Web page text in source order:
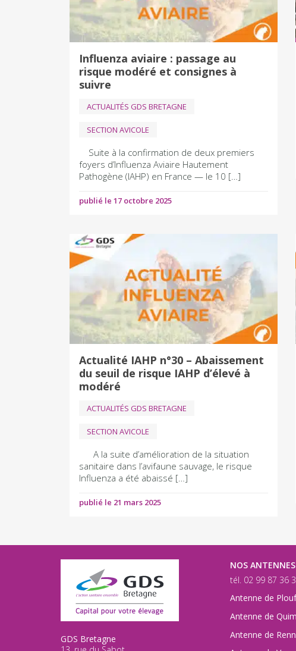
Influenza aviaire : passage au
risque modéré et consignes à
suivre
ACTUALITÉS GDS BRETAGNE
SECTION AVICOLE
Suite à la confirmation de deux premiers
foyers d’Influenza Aviaire Hautement
Pathogène (IAHP) en France — le 10 […]
publié le 17 octobre 2025
Actualité IAHP n°30 – Abaissement
du seuil de risque IAHP d’élevé à
modéré
ACTUALITÉS GDS BRETAGNE
SECTION AVICOLE
A la suite d’amélioration de la situation
sanitaire dans l’avifaune sauvage, le risque
Influenza a été abaissé […]
publié le 21 mars 2025
GDS Bretagne
NOS ANTENNES
tél. 02 99 87 36
Antenne de
Antenne de
Antenne de